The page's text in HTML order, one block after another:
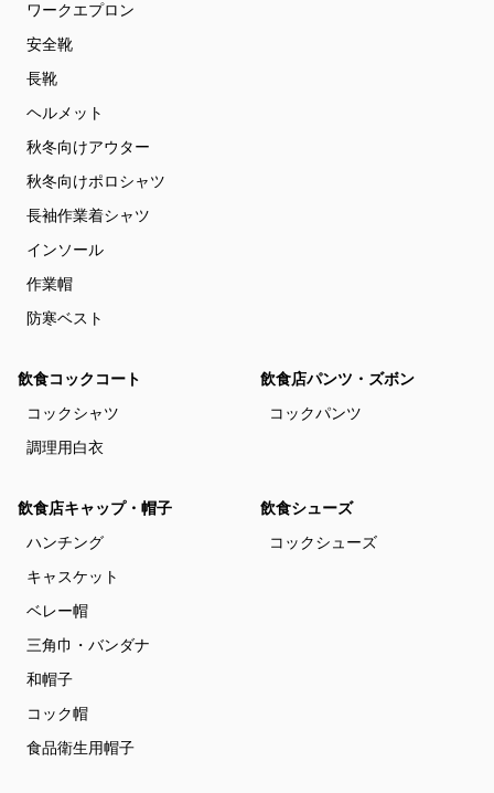
ワークエプロン
安全靴
長靴
ヘルメット
秋冬向けアウター
秋冬向けポロシャツ
長袖作業着シャツ
インソール
作業帽
防寒ベスト
飲食コックコート
コックシャツ
調理用白衣
飲食店パンツ・ズボン
コックパンツ
飲食店キャップ・帽子
ハンチング
キャスケット
ベレー帽
三角巾・バンダナ
和帽子
コック帽
食品衛生用帽子
飲食シューズ
コックシューズ